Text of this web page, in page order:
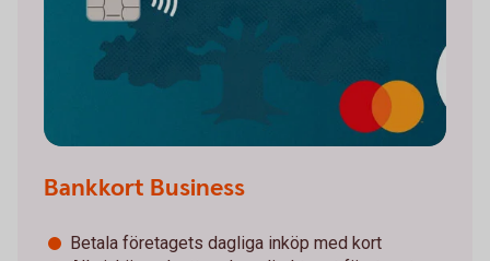
Bankkort Business
Betala företagets dagliga inköp med kort